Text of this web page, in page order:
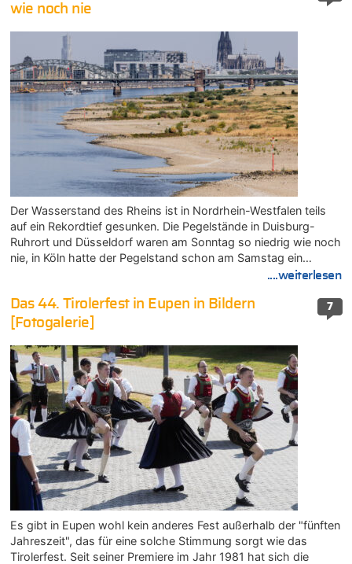
wie noch nie
Der Wasserstand des Rheins ist in Nordrhein-Westfalen teils
auf ein Rekordtief gesunken. Die Pegelstände in Duisburg-
Ruhrort und Düsseldorf waren am Sonntag so niedrig wie noch
nie, in Köln hatte der Pegelstand schon am Samstag ein…
....weiterlesen
7
Das 44. Tirolerfest in Eupen in Bildern
[Fotogalerie]
Es gibt in Eupen wohl kein anderes Fest außerhalb der "fünften
Jahreszeit", das für eine solche Stimmung sorgt wie das
Tirolerfest. Seit seiner Premiere im Jahr 1981 hat sich die